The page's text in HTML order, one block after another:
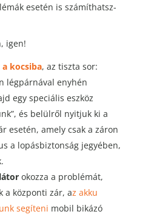
esetén is számíthatsz-
igen!
a kocsiba, az tiszta sor:
légpárnával enyhén
egy speciális eszköz
és belülről nyitjuk ki a
esetén, amely csak a záron
a lopásbiztonság jegyében,
okozza a problémát,
a központi zár, az akku
segíteni mobil bikázó